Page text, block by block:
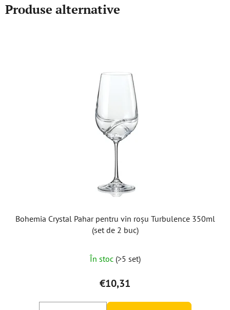
Produse alternative
Bohemia Crystal Pahar pentru vin roșu Turbulence 350ml
(set de 2 buc)
În stoc (>5 set)
€10,31